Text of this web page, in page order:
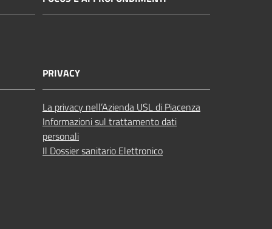
PRIVACY
La privacy nell’Azienda USL di Piacenza
Informazioni sul trattamento dati
personali
Il Dossier sanitario Elettronico